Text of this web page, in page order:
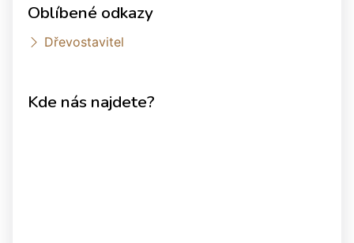
Oblíbené odkazy
Dřevostavitel
Kde nás najdete?